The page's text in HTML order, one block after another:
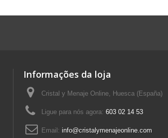
Informações da loja
Cristal y Menaje Online, Huesca (España)
Ligue para nós agora: 603 02 14 53
Email: info@cristalymenajeonline.com